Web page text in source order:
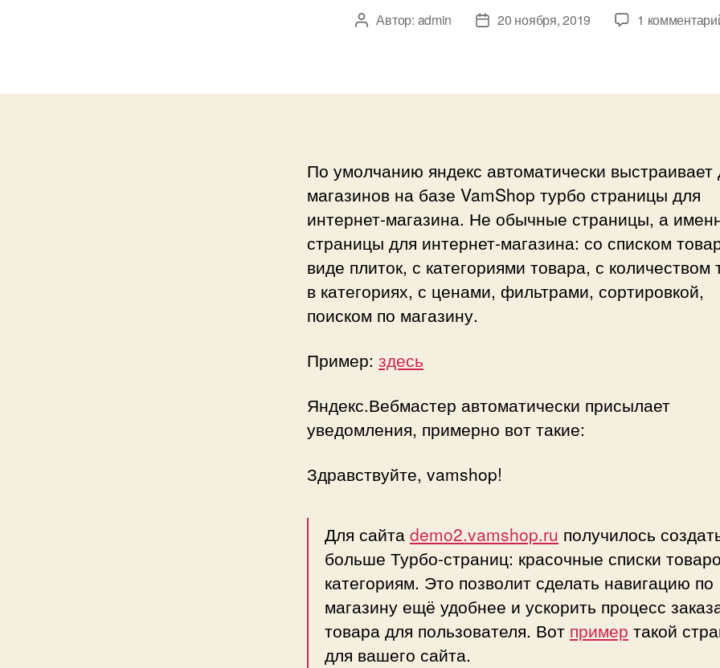
Автор
Автор: admin
Дата20 ноября, 2019 1
По умолчанию яндекс автоматически выстраивает
магазинов на базе VamShop турбо страницы для
интернет-магазина. Не обычные страницы, а
страницы для интернет-магазина: со списком
виде плиток, с категориями товара, с количеством
в категориях, с ценами, фильтрами, сортировкой,
поиском по магазину.
Пример: здесь
Яндекс.Вебмастер автоматически присылает
уведомления, примерно вот такие:
Здравствуйте, vamshop!
Для сайта demo2.vamshop.ru получилось
больше Турбо-страниц: красочные списки
категориям. Это позволит сделать навигацию по
магазину ещё удобнее и ускорить процесс
товара для пользователя. Вот пример такой
для вашего сайта.